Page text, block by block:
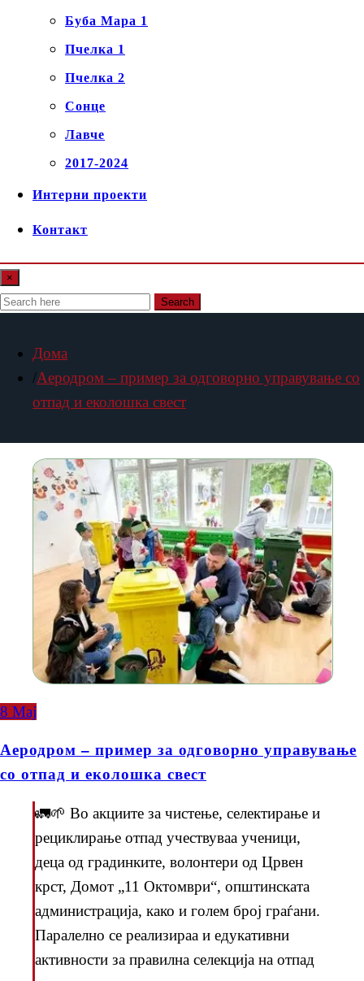
Буба Мара 1
Пчелка 1
Пчелка 2
Сонце
Лавче
2017-2024
Интерни проекти
Контакт
×
Search
Дома
Аеродром – пример за одговорно управување со
отпад и еколошка свест
8 Мај
Аеродром – пример за одговорно управување
со отпад и еколошка свест
🚛🌱 Во акциите за чистење, селектирање и
рециклирање отпад учествуваа ученици,
деца од градинките, волонтери од Црвен
крст, Домот „11 Октомври“, општинската
администрација, како и голем број граѓани.
Паралелно се реализираа и едукативни
активности за правилна селекција на отпад